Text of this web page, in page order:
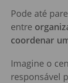
Pode até
entre
coordenar
Imagine o
responsável